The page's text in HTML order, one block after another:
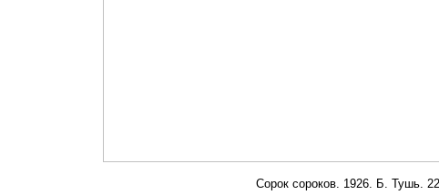
Сорок сороков. 1926. Б. Тушь.